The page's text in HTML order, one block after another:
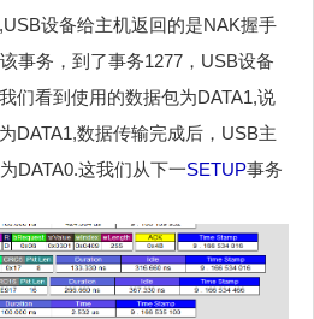
设备给主机返回的是NAK握手
事务，到了事务1277，USB设备
们看到使用的数据包为DATA1,说
DATA1,数据传输完成后，USB主
DATA0.这我们从下一SETUP事务